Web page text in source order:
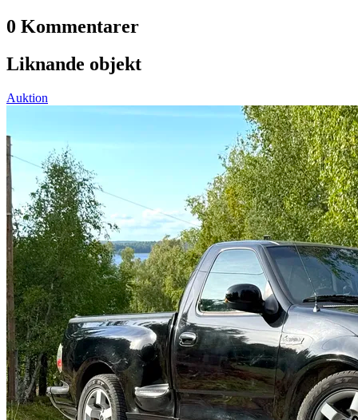
0 Kommentarer
Liknande objekt
Auktion